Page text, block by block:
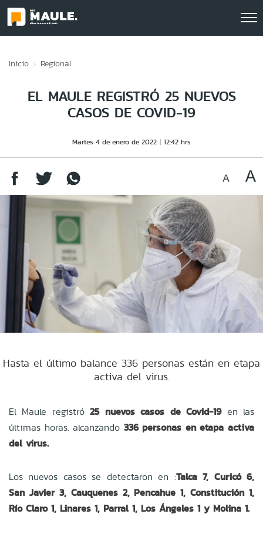
Inicio Regional
EL MAULE REGISTRÓ 25 NUEVOS
CASOS DE COVID-19
Martes 4 de enero de 2022 12:42 hrs
Hasta el último balance 336 personas están en etapa
activa del virus.
El Maule registró25 nuevos casos de Covid-19en las
últimas horas. alcanzando 336 personas en etapa activa
del virus.
Los nuevos casos se detectaron en :Talca 7, Curicó 6,
San Javier 3, Cauquenes 2, Pencahue 1, Constitución 1,
Río Claro 1, Linares 1, Parral 1, Los Ángeles 1 y Molina 1.